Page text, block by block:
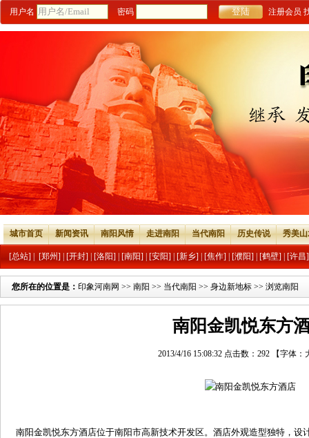
用户名 密码 注册会员
城市首页 新闻资讯 南阳风情 走进南阳 当代南阳 历史传说 秀美
[总站] [郑州] [开封] [洛阳] [南阳] [安阳] [新乡] [焦作] [濮阳] [鹤壁] [许昌]
您所在的位置是： 印象河南网 >> 南阳 >> 当代南阳 >> 身边新地标 >> 浏览南阳
南阳金凯悦东方
2013/4/16 15:08:32 点击数：292 【字体：
南阳金凯悦东方酒店位于南阳市高新技术开发区。酒店外观造型独特，设